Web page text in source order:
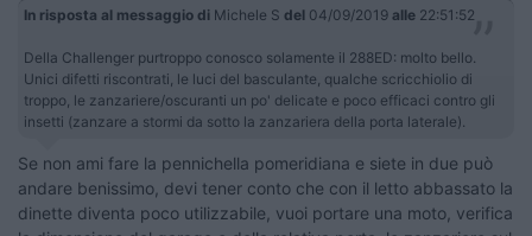
In risposta al messaggio di Michele S del 04/09/2019 alle 22:51:52
Della Challenger purtroppo conosco solamente il 288ED: molto bello.
Unici difetti riscontrati, le luci del basculante, qualche scricchiolio di
troppo, le zanzariere/oscuranti un po' delicate e poco efficaci contro gli
insetti (zanzare a stormi da sotto la zanzariera della porta laterale).
Se non ami fare la pennichella pomeridiana e siete in due può
andare benissimo, devi tener conto che con il letto abbassato la
dinette diventa poco utilizzabile, vuoi portare una moto, verifica